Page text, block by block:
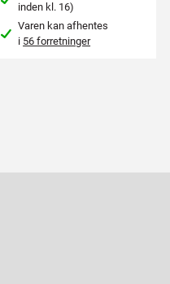
inden kl. 16)
Varen kan afhentes
i 56 forretninger